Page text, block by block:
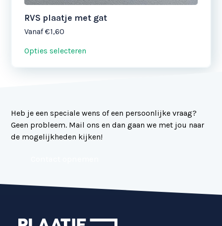
RVS plaatje met gat
Vanaf €1,60
Opties selecteren
Heb je een speciale wens of een persoonlijke vraag?
Geen probleem. Mail ons en dan gaan we met jou naar
de mogelijkheden kijken!